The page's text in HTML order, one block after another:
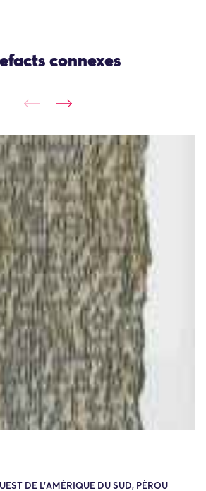
connexes
DE L'AMÉRIQUE DU SUD, PÉROU